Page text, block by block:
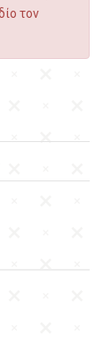
τον